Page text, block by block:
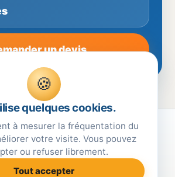
un devis
— Spectacles jeune public pour
mairies et collectivités.
🍪
quelques cookies.
à mesurer la fréquentation du
votre visite. Vous pouvez
ou refuser librement.
Tout accepter